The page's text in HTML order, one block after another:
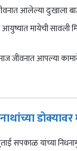
आलेल्या दुःखाला
आयुष्यात मायेची सावली
समाज जीवनात आपल्या
सपकाळ यांच्या